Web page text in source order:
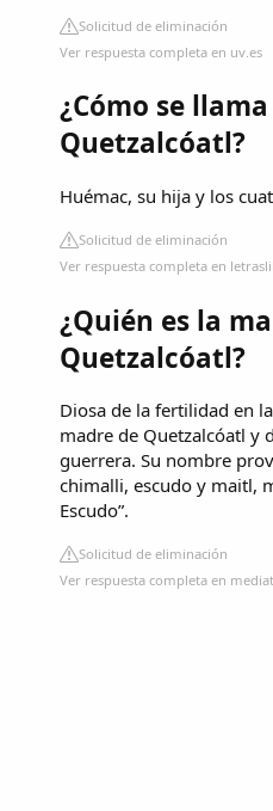
Solicitud de eliminación
Ver respuesta completa en uv.es
¿Cómo se
Quetzalcóatl?
Huémac, su hija y los
Solicitud de eliminación
Ver respuesta completa en
¿Quién es la
Quetzalcóatl?
Diosa de la fertilidad en
madre de Quetzalcóatl y
guerrera. Su nombre
chimalli, escudo y maitl,
Escudo”.
Solicitud de eliminación
Ver respuesta completa en